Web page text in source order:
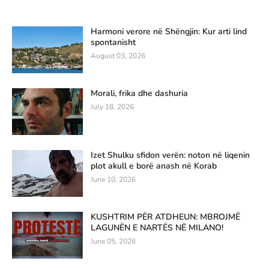
Harmoni verore në Shëngjin: Kur arti lind
spontanisht
August 03, 2026
Morali, frika dhe dashuria
July 18, 2026
Izet Shulku sfidon verën: noton në liqenin
plot akull e borë anash në Korab
June 10, 2026
KUSHTRIM PËR ATDHEUN: MBROJMË
LAGUNËN E NARTËS NË MILANO!
June 05, 2026